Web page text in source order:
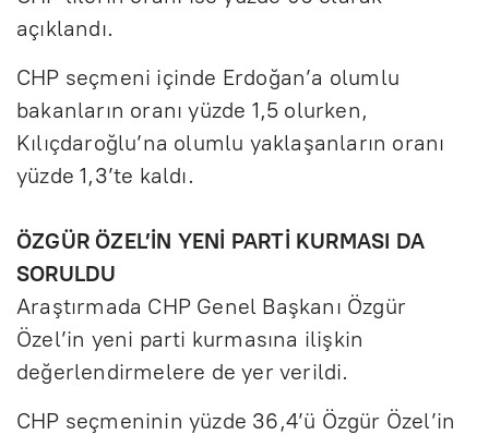
açıklandı.
CHP seçmeni içinde Erdoğan’a olumlu
bakanların oranı yüzde 1,5 olurken,
Kılıçdaroğlu’na olumlu yaklaşanların oranı
yüzde 1,3’te kaldı.
ÖZGÜR ÖZEL’İN YENİ PARTİ KURMASI DA
SORULDU
Araştırmada CHP Genel Başkanı Özgür
Özel’in yeni parti kurmasına ilişkin
değerlendirmelere de yer verildi.
CHP seçmeninin yüzde 36,4’ü Özgür Özel’in